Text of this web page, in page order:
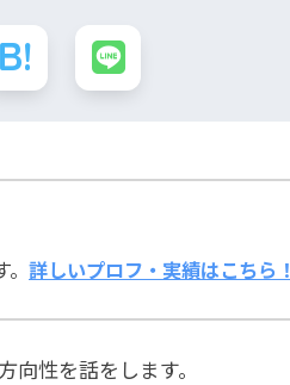
詳しいプロフ・実績はこちら！
性を話をします。